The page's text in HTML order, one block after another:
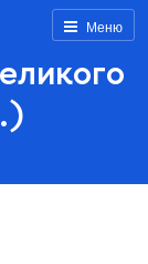
Меню